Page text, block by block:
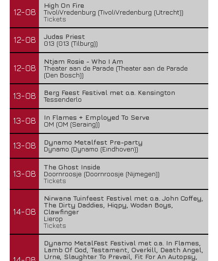
12-08
High On Fire
TivoliVredenburg (TivoliVredenburg (Utrecht))
Tickets
12-08
Judas Priest
013 (013 (Tilburg))
12-08
Ntjam Rosie - Who I Am
Theater aan de Parade (Theater aan de Parade
(Den Bosch))
13-08
Berg Feest Festival met o.a. Kensington
Tessenderlo
13-08
In Flames + Employed To Serve
OM (OM (Seraing))
13-08
Dynamo Metalfest Pre-party
Dynamo (Dynamo (Eindhoven))
13-08
The Ghost Inside
Doornroosje (Doornroosje (Nijmegen))
Tickets
14-08
Nirwana Tuinfeest Festival met o.a. John Coffey,
The Dirty Daddies, Hiqpy, Wodan Boys,
Clawfinger
Lierop
Tickets
Dynamo MetalFest Festival met o.a. In Flames,
Lamb Of God, Testament, Overkill, Death Angel,
Urne, Slaughter To Prevail, Fit For An Autopsy,